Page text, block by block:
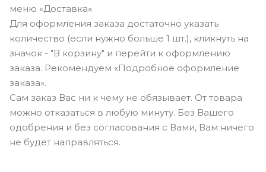
меню «Доставка».
Для оформления заказа достаточно указать
количество (если нужно больше 1 шт.), кликнуть на
значок - "В корзину" и перейти к оформлению
заказа. Рекомендуем «Подробное оформление
заказа».
Сам заказ Вас ни к чему не обязывает. От товара
можно отказаться в любую минуту. Без Вашего
одобрения и без согласования с Вами, Вам ничего
не будет направляться.